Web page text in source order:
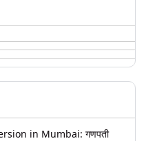
in Mumbai: गणपती